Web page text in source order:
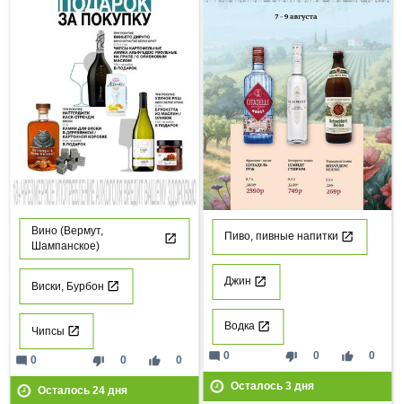
Вино (Вермут,
Шампанское)
Виски, Бурбон
Чипсы
thumb_down 0 thumb_up 0
mode_comment 0
Осталось 24дня
Пиво, пивные напитки
Джин
Водка
thumb_down 0 thumb_up 0
mode_comment 0
Осталось 3дня